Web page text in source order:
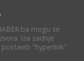
mogu se
Iza zadnje
"hyperlink"